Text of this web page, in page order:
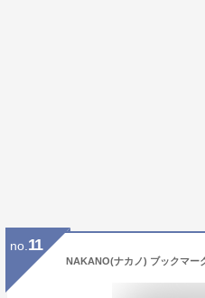
no. 11